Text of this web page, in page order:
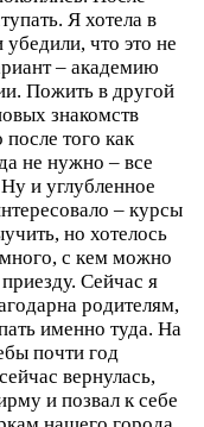
Я хотела в
что это не
– академию
Пожить в другой
знакомств
того как
не нужно – все
и углубленное
– курсы
но хотелось
с кем можно
Сейчас я
родителям,
именно туда. На
почти год
вернулась,
и позвал к себе